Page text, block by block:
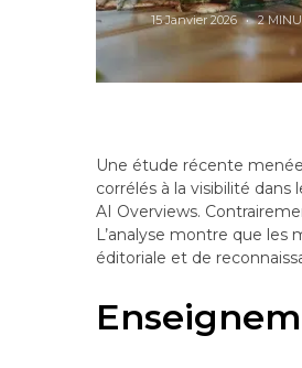
15 Janvier 2026 2
Une étude récente
corrélés à la visibilité
AI Overviews.
L’analyse montre que les
éditoriale et de